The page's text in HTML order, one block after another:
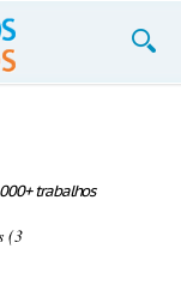
trabalhos
(3